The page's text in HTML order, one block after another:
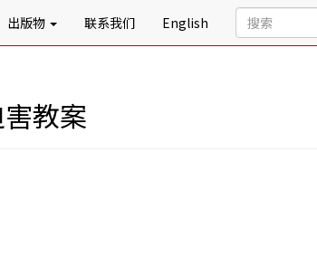
出版物 联系我们 English
教案